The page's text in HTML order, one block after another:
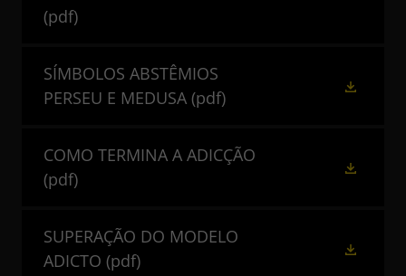
(pdf)
SÍMBOLOS ABSTÊMIOS
PERSEU E MEDUSA (pdf)
COMO TERMINA A ADICÇÃO
(pdf)
SUPERAÇÃO DO MODELO
ADICTO (pdf)